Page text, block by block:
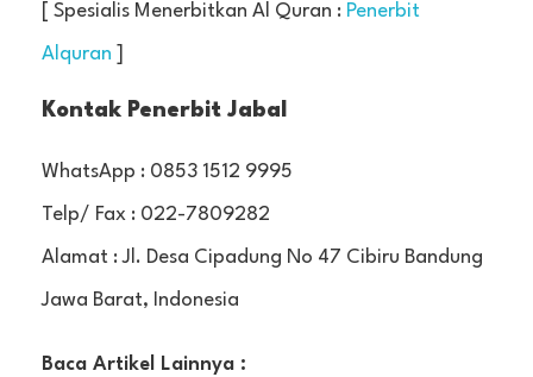
[ Spesialis Menerbitkan Al Quran : Penerbit
Alquran
Kontak Penerbit Jabal
WhatsApp : 0853 1512 9995
Telp/ Fax : 022-7809282
Alamat : Jl. Desa Cipadung No 47 Cibiru Bandung
Jawa Barat, Indonesia
Baca Artikel Lainnya :